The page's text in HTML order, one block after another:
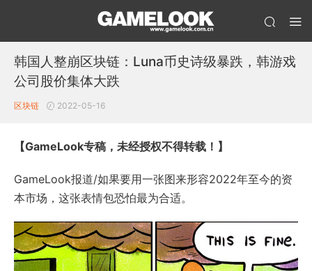
韩国人整崩区块链：Luna币史诗级暴跌，韩游戏
公司股价集体大跌
区块链 2022-05-16
【GameLook专稿，未经授权不得转载！】
GameLook报道/如果要用一张图来形容2022年至今的资
本市场，这张表情包恐怕最为合适。